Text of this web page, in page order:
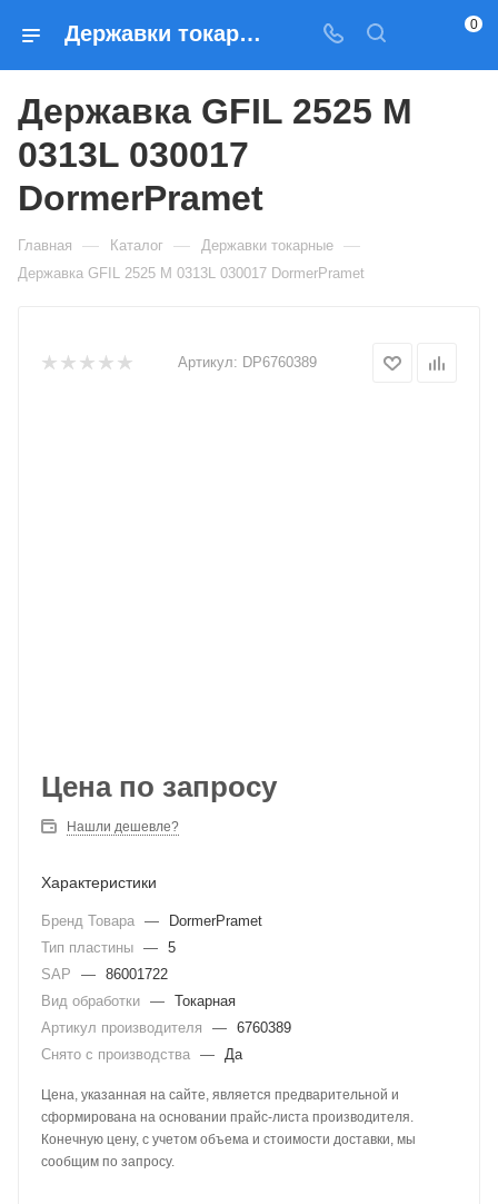
Державки токарные Державка GFIL 2525 M 0313L 030017 DormerPramet — купить по выгодным ценам в Москве 0
Державка GFIL 2525 M
0313L 030017
DormerPramet
Главная — Каталог — Державки токарные —
Державка GFIL 2525 M 0313L 030017 DormerPramet
Артикул: DP6760389
Цена по запросу
Нашли дешевле?
Характеристики
Бренд Товара —
DormerPramet
Тип пластины — 5
SAP
— 86001722
Вид обработки — Токарная
Артикул производителя
— 6760389
Снято с производства — Да
Цена, указанная на сайте, является предварительной и
сформирована на основании прайс-листа производителя.
Конечную цену, с учетом объема и стоимости доставки, мы
сообщим по запросу.